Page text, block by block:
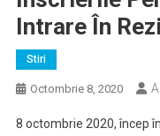
Intrare În
Stiri
Octombrie 8, 2020
8 octombrie 2020, încep